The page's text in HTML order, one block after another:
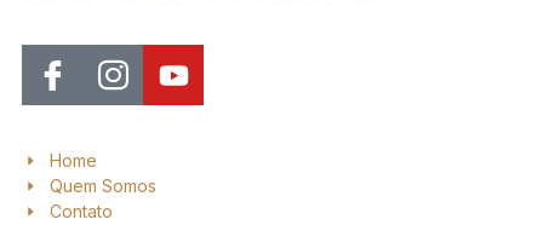
Home
Quem Somos
Contato